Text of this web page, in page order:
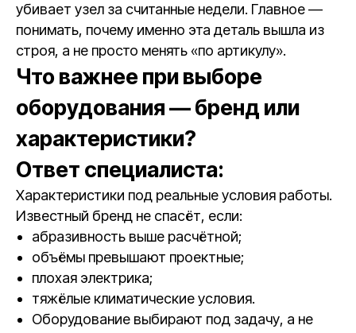
убивает узел за считанные недели. Главное —
понимать, почему именно эта деталь вышла из
строя, а не просто менять «по артикулу».
Что важнее при выборе
оборудования — бренд или
характеристики?
Ответ специалиста:
Характеристики под реальные условия работы.
Известный бренд не спасёт, если:
абразивность выше расчётной;
объёмы превышают проектные;
плохая электрика;
тяжёлые климатические условия.
Оборудование выбирают под задачу, а не